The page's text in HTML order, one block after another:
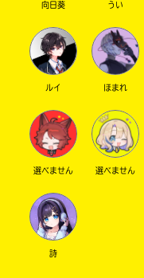
向日葵 うい
ルイ ほまれ
選べません 選べません
詩